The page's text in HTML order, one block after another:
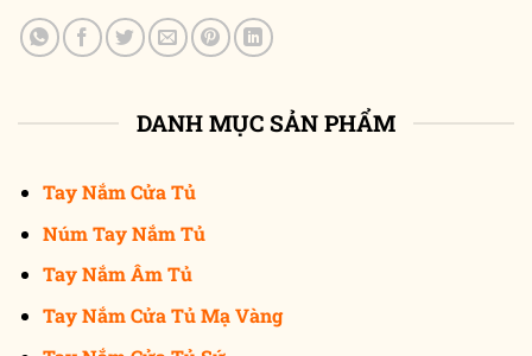
DANH MỤC SẢN PHẨM
Tay Nắm Cửa Tủ
Núm Tay Nắm Tủ
Tay Nắm Âm Tủ
Tay Nắm Cửa Tủ Mạ Vàng